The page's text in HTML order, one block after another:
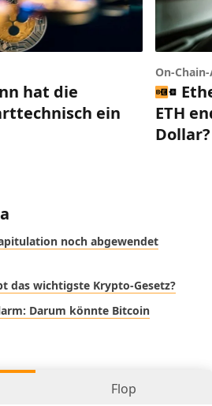
hat die
ein
On-
ETH
Dollar?
noch abgewendet
das wichtigste Krypto-Gesetz?
Darum könnte Bitcoin
Flop